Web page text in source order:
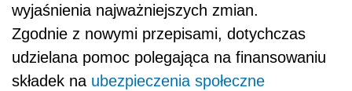
wyjaśnienia najważniejszych zmian.
Zgodnie z nowymi przepisami, dotychczas
udzielana pomoc polegająca na finansowaniu
składek na ubezpieczenia społeczne